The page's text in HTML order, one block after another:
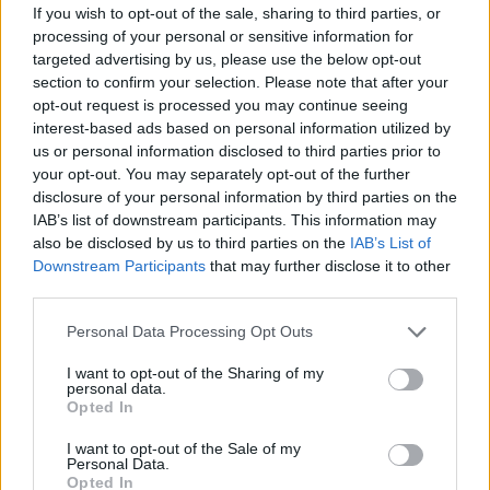
If you wish to opt-out of the sale, sharing to third parties, or
processing of your personal or sensitive information for
targeted advertising by us, please use the below opt-out
section to confirm your selection. Please note that after your
opt-out request is processed you may continue seeing
interest-based ads based on personal information utilized by
us or personal information disclosed to third parties prior to
your opt-out. You may separately opt-out of the further
disclosure of your personal information by third parties on the
IAB’s list of downstream participants. This information may
also be disclosed by us to third parties on the IAB’s List of
Downstream Participants that may further disclose it to other
Please note that this website/app uses one or more Google
not limited to your visit or usage behaviour. You may click to
grant or deny consent to Google and its third-party tags to
use your data for below specified purposes in below Google
consent section.
Personal Data Processing Opt Outs
I want to opt-out of the Sharing of my
personal data.
Opted In
I want to opt-out of the Sale of my
Personal Data.
Opted In
TTIP - dokumentumfilm az
Ameurópai Egyesült Államok
létrejövéséről
2015. március 07.